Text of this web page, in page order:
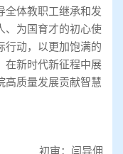
全体教职工继承和发
、为国育才的初心使
行动，以更加饱满的
在新时代新征程中展
高质量发展贡献智慧
初审：闫异佣